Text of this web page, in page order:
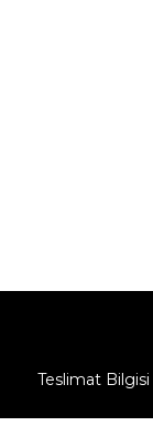
Teslimat Bilgisi